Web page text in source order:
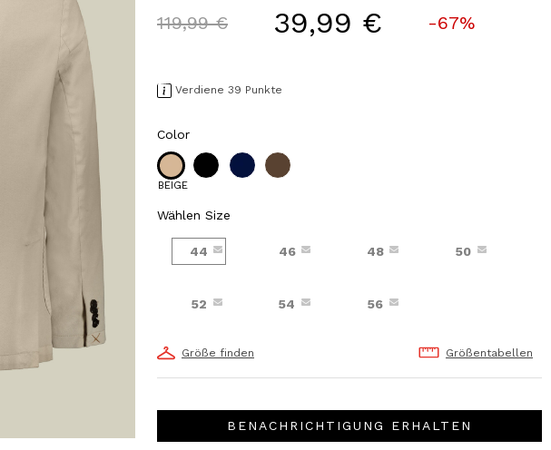
Price reduced from
119,99 €to 39,99 € -67%
Verdiene 39 Punkte
Color
BEIGE
Wählen Size
44 46 48 50
52 54 56
Größe finden Größentabellen
BENACHRICHTIGUNG ERHALTEN